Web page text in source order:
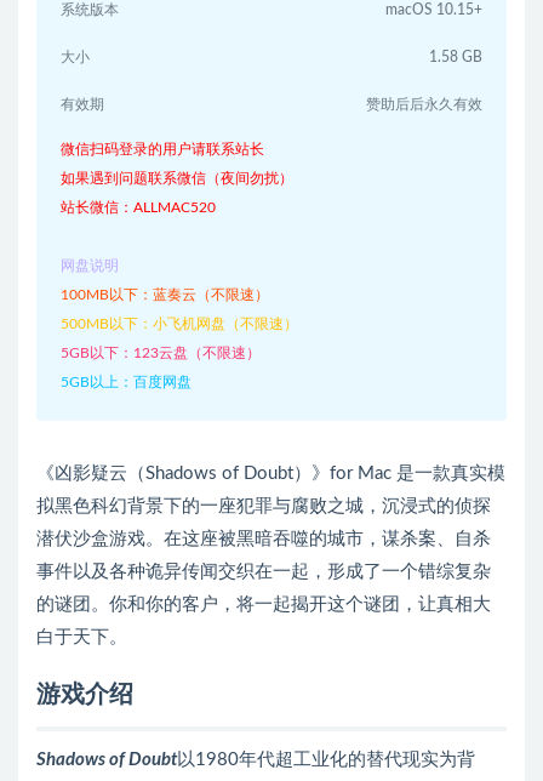
系统版本 macOS 10.15+
大小 1.58 GB
有效期 赞助后后永久有效
微信扫码登录的用户请联系站长
如果遇到问题联系微信（夜间勿扰）
站长微信：ALLMAC520
网盘说明
100MB以下：蓝奏云（不限速）
500MB以下：小飞机网盘（不限速）
5GB以下：123云盘（不限速）
5GB以上：百度网盘
《凶影疑云（Shadows of Doubt）》for Mac 是一款真实模
拟黑色科幻背景下的一座犯罪与腐败之城，沉浸式的侦探
潜伏沙盒游戏。在这座被黑暗吞噬的城市，谋杀案、自杀
事件以及各种诡异传闻交织在一起，形成了一个错综复杂
的谜团。你和你的客户，将一起揭开这个谜团，让真相大
白于天下。
游戏介绍
Shadows of Doubt以1980年代超工业化的替代现实为背